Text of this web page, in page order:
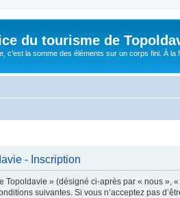
du tourisme de
c'est la somme des éléments sur un corps fini. À la
- Inscription
Topoldavie » (désigné ci-après par « nous
suivantes. Si vous n’acceptez pas